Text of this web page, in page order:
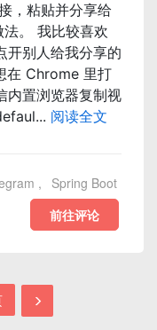
，粘贴并分享给
。 我比较喜欢
开别人给我分享的
在 Chrome 里打
内置浏览器复制视
阅读全文
,
Spring Boot
前往评论